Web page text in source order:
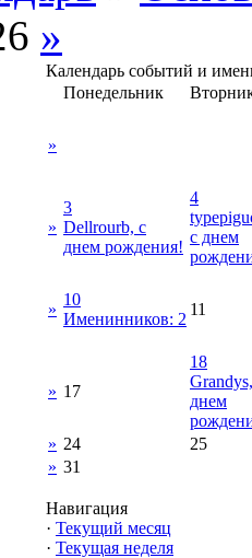
»
Календарь событий и
Понедельник
»
»
3
Dellrourb, с
днем рождения!
4
с днем
»
10
Именинников: 2
11
» 17
18
днем
» 24
25
» 31
Навигация
· Текущий месяц
· Текущая неделя